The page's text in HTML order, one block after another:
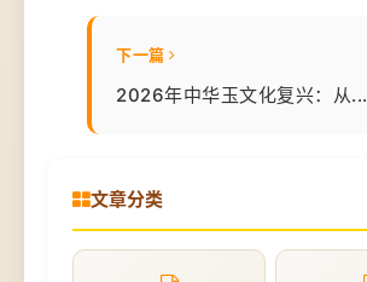
下一篇
2026年中华玉文化复兴：从...
文章分类